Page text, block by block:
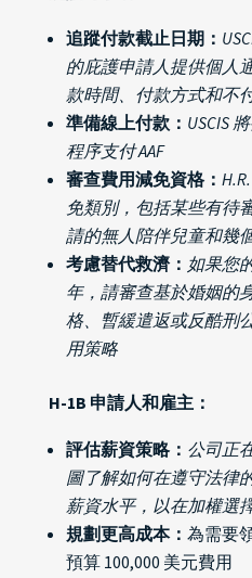
追蹤付款截止日期：
的庇護申請人提供個人
款時間、付款方式和不
準備線上付款： USCIS
程序支付 AAF
審查費用減免資格：
免類別，包括某些有待
請的無人陪伴兒童和幾
考慮替代救濟： 如果您
年，請審查基於婚姻的
格、暫緩遣返或反酷刑
用策略
H-1B 申請人和雇主：
評估薪資策略： 公司正
圖了解如何在遵守法律
薪資水平，以在加權選
規劃更高成本： 為需要
預算 100,000 美元費用